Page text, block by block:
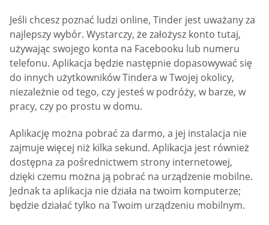
Jeśli chcesz poznać ludzi online, Tinder jest uważany za
najlepszy wybór. Wystarczy, że założysz konto tutaj,
używając swojego konta na Facebooku lub numeru
telefonu. Aplikacja będzie następnie dopasowywać się
do innych użytkowników Tindera w Twojej okolicy,
niezależnie od tego, czy jesteś w podróży, w barze, w
pracy, czy po prostu w domu.
Aplikację można pobrać za darmo, a jej instalacja nie
zajmuje więcej niż kilka sekund. Aplikacja jest również
dostępna za pośrednictwem strony internetowej,
dzięki czemu można ją pobrać na urządzenie mobilne.
Jednak ta aplikacja nie działa na twoim komputerze;
będzie działać tylko na Twoim urządzeniu mobilnym.